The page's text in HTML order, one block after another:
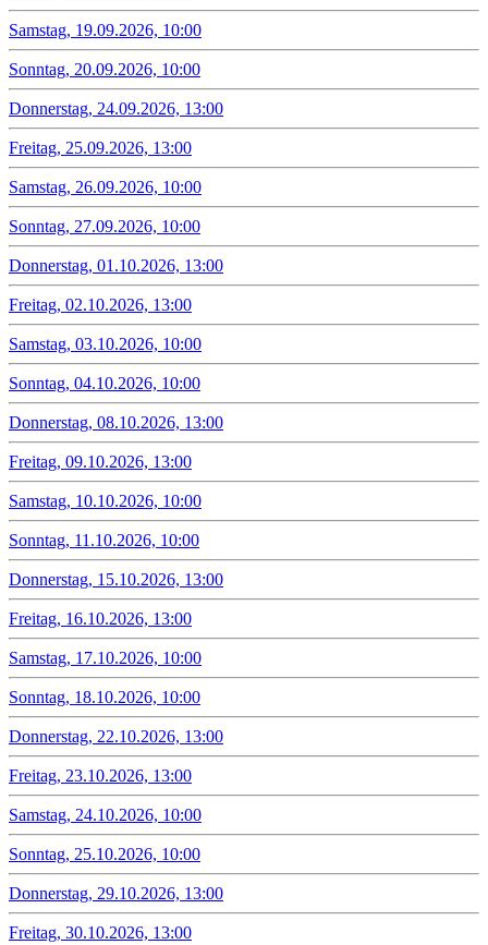
Samstag, 19.09.2026, 10:00
Sonntag, 20.09.2026, 10:00
Donnerstag, 24.09.2026, 13:00
Freitag, 25.09.2026, 13:00
Samstag, 26.09.2026, 10:00
Sonntag, 27.09.2026, 10:00
Donnerstag, 01.10.2026, 13:00
Freitag, 02.10.2026, 13:00
Samstag, 03.10.2026, 10:00
Sonntag, 04.10.2026, 10:00
Donnerstag, 08.10.2026, 13:00
Freitag, 09.10.2026, 13:00
Samstag, 10.10.2026, 10:00
Sonntag, 11.10.2026, 10:00
Donnerstag, 15.10.2026, 13:00
Freitag, 16.10.2026, 13:00
Samstag, 17.10.2026, 10:00
Sonntag, 18.10.2026, 10:00
Donnerstag, 22.10.2026, 13:00
Freitag, 23.10.2026, 13:00
Samstag, 24.10.2026, 10:00
Sonntag, 25.10.2026, 10:00
Donnerstag, 29.10.2026, 13:00
Freitag, 30.10.2026, 13:00